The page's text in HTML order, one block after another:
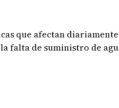
que afectan
falta de suministro de